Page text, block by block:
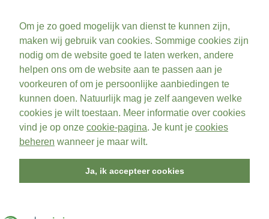
Om je zo goed mogelijk van dienst te kunnen zijn,
maken wij gebruik van cookies. Sommige cookies zijn
nodig om de website goed te laten werken, andere
helpen ons om de website aan te passen aan je
voorkeuren of om je persoonlijke aanbiedingen te
kunnen doen. Natuurlijk mag je zelf aangeven welke
cookies je wilt toestaan. Meer informatie over cookies
vind je op onze cookie-pagina. Je kunt je cookies
beheren wanneer je maar wilt.
Ja, ik accepteer cookies